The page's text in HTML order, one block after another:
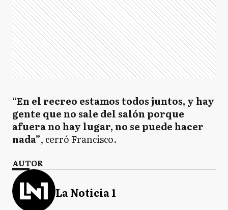
“En el recreo estamos todos juntos, y hay
gente que no sale del salón porque
afuera no hay lugar, no se puede hacer
nada”, cerró Francisco.
AUTOR
La Noticia 1